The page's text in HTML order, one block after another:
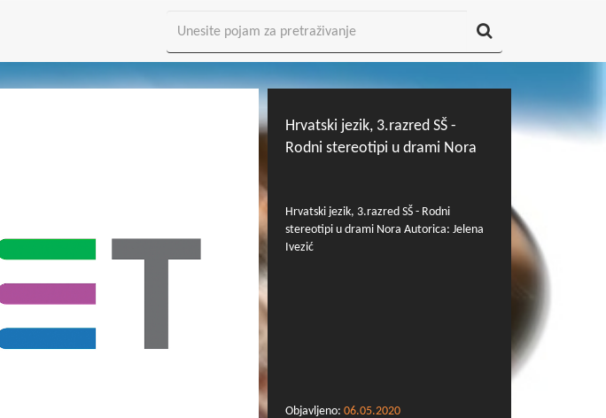
Hrvatski jezik, 3.razred SŠ -
Rodni stereotipi u drami Nora
Hrvatski jezik, 3.razred SŠ - Rodni
stereotipi u drami Nora Autorica: Jelena
Ivezić
Objavljeno: 06.05.2020